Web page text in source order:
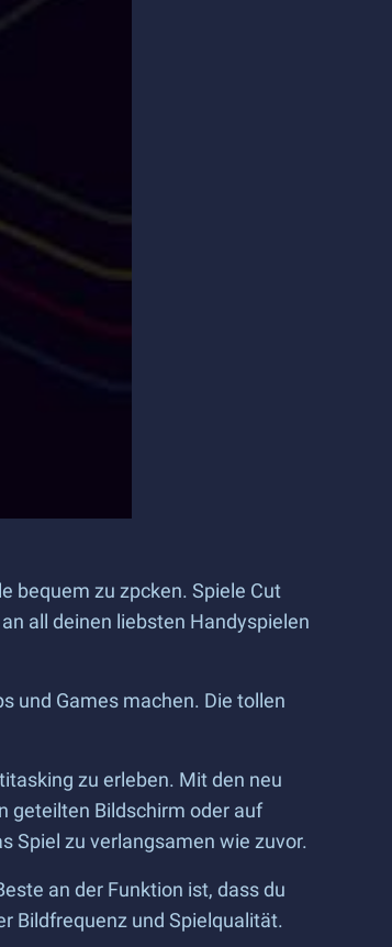
bequem zu zpcken. Spiele Cut
all deinen liebsten Handyspielen
und Games machen. Die tollen
zu erleben. Mit den neu
geteilten Bildschirm oder auf
Spiel zu verlangsamen wie zuvor.
an der Funktion ist, dass du
Bildfrequenz und Spielqualität.